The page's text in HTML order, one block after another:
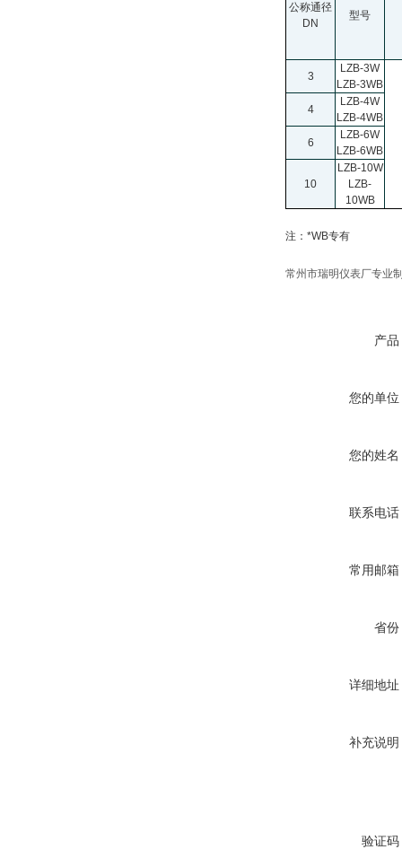
公称通径
DN
型号
3
LZB-3W
LZB-3WB
4
LZB-4W
LZB-4WB
6
LZB-6W
LZB-6WB
10
LZB-10W
LZB-
10WB
注：*WB专有
常州市瑞明仪表厂专业
产品
您的单位
您的姓名
联系电话
常用邮箱
省份
详细地址
补充说明
验证码